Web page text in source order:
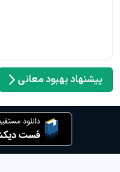
پیشنهاد بهبود معانی